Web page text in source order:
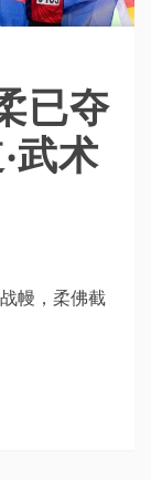
已夺
武术
幔，柔佛截